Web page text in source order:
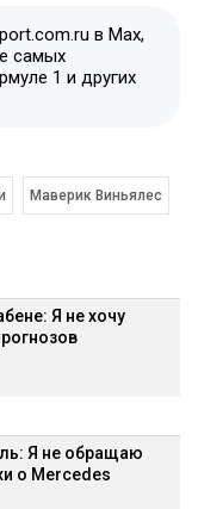
в Max,
самых
1 и других
Маверик Виньялес
Я не хочу
Я не обращаю
о Mercedes